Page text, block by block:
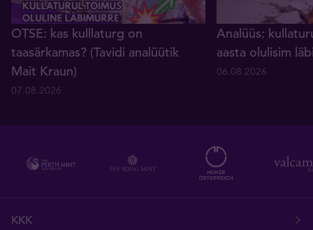
OTSE: kas kulllaturg on
taasärkamas? (Tavidi analüütik
Mait Kraun)
07.08.2026
Analüüs:
aasta olulisim
06.08.2026
KKK